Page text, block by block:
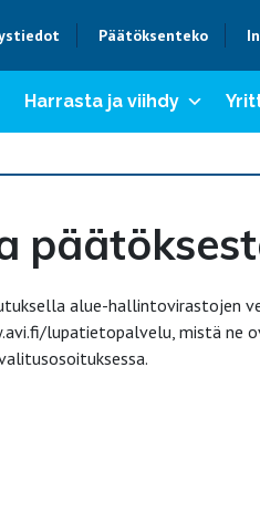
Päätöksenteko
Harrasta ja viihdy
alue-hallintovirastojen
lupatietopalvelu, mistä ne